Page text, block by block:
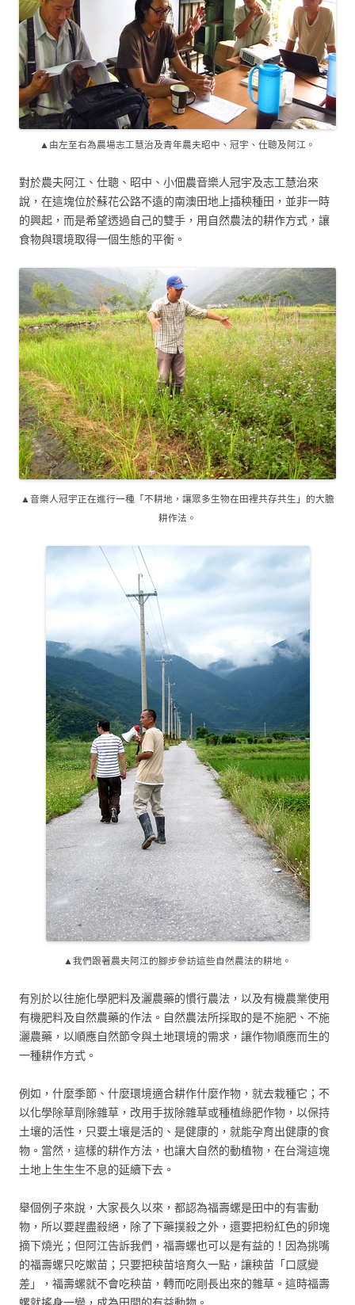
▲由左至右為農場志工慧治及青年農夫昭中、冠宇、仕聰及阿江。
對於農夫阿江、仕聰、昭中、小佃農音樂人冠宇及志工慧治來
說，在這塊位於蘇花公路不遠的南澳田地上插秧種田，並非一時
的興起，而是希望透過自己的雙手，用自然農法的耕作方式，讓
食物與環境取得一個生態的平衡。
▲音樂人冠宇正在進行一種「不耕地，讓眾多生物在田裡共存共生」的大膽
耕作法。
▲我們跟著農夫阿江的腳步參訪這些自然農法的耕地。
有別於以往施化學肥料及灑農藥的慣行農法，以及有機農業使用
有機肥料及自然農藥的作法。自然農法所採取的是不施肥、不施
灑農藥，以順應自然節令與土地環境的需求，讓作物順應而生的
一種耕作方式。
例如，什麼季節、什麼環境適合耕作什麼作物，就去栽種它；不
以化學除草劑除雜草，改用手拔除雜草或種植綠肥作物，以保持
土壤的活性，只要土壤是活的、是健康的，就能孕育出健康的食
物。當然，這樣的耕作方法，也讓大自然的動植物，在台灣這塊
土地上生生生不息的延續下去。
舉個例子來說，大家長久以來，都認為福壽螺是田中的有害動
物，所以要趕盡殺絕，除了下藥撲殺之外，還要把粉紅色的卵塊
摘下燒光；但阿江告訴我們，福壽螺也可以是有益的！因為挑嘴
的福壽螺只吃嫰苗；只要把秧苗培育久一點，讓秧苗「口感變
差」，福壽螺就不會吃秧苗，轉而吃剛長出來的雜草。這時福壽